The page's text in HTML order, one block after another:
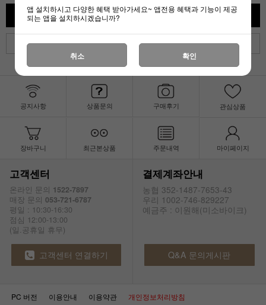
목록
취소
공지사항 상품문의 구매후기 관심상품
장바구니 최근본상품 주문내역 마이페이지
고객센터
온라인 문의 1522-7897
매장 문의 053-721-6787
평일 : 10:30-16:30
점심 12:00-13:00
(일.공휴일 휴무)
결제계좌안내
농협 352-1487-7653-43
우리 1002-746-829227
예금주 : 이원해(미소바이크)
고객센터 연결하기 Q&A 문의게시판
PC 버전 이용안내 이용약관 개인정보처리방침
앱 설치하시고 다양한 혜택 받아가세요~ 앱전용 혜택과 기능이 제공
되는 앱을 설치하시겠습니까?
취소 확인